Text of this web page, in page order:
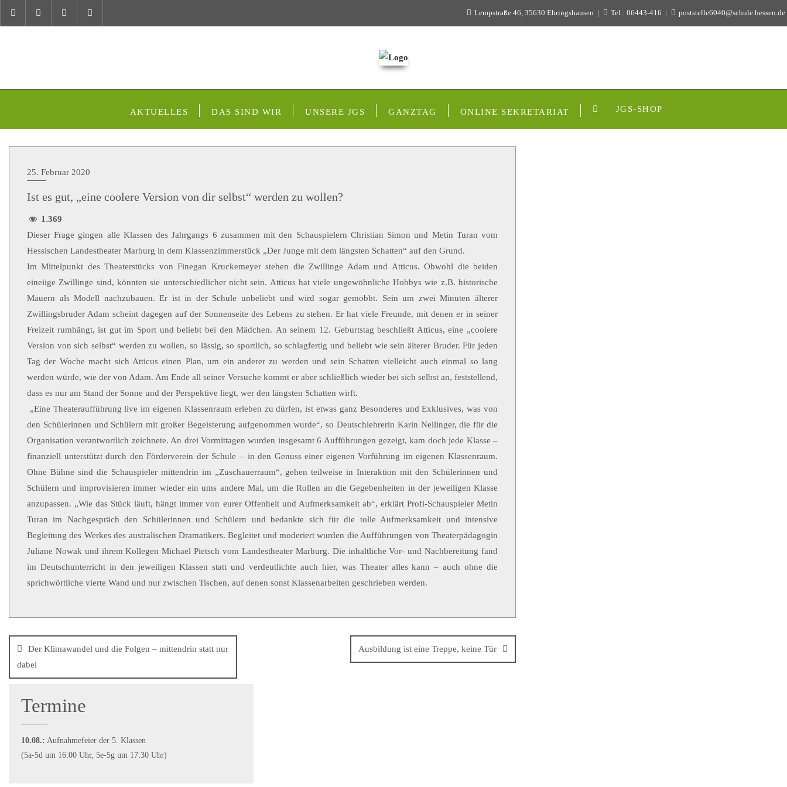
Lempstraße 46, 35630 Ehringshausen Tel.: 06443-416 poststelle6040@schule.hessen.de
AKTUELLES DAS SIND WIR UNSERE JGS GANZTAG ONLINE SEKRETARIAT JGS-SHOP
25. Februar 2020
Ist es gut, „eine coolere Version von dir selbst“ werden zu wollen?
1.369
Dieser Frage gingen alle Klassen des Jahrgangs 6 zusammen mit den Schauspielern Christian Simon und Metin Turan vom
Hessischen Landestheater Marburg in dem Klassenzimmerstück „Der Junge mit dem längsten Schatten“ auf den Grund.
Im Mittelpunkt des Theaterstücks von Finegan Kruckemeyer stehen die Zwillinge Adam und Atticus. Obwohl die beiden
eineiige Zwillinge sind, könnten sie unterschiedlicher nicht sein. Atticus hat viele ungewöhnliche Hobbys wie z.B. historische
Mauern als Modell nachzubauen. Er ist in der Schule unbeliebt und wird sogar gemobbt. Sein um zwei Minuten älterer
Zwillingsbruder Adam scheint dagegen auf der Sonnenseite des Lebens zu stehen. Er hat viele Freunde, mit denen er in seiner
Freizeit rumhängt, ist gut im Sport und beliebt bei den Mädchen. An seinem 12. Geburtstag beschließt Atticus, eine „coolere
Version von sich selbst“ werden zu wollen, so lässig, so sportlich, so schlagfertig und beliebt wie sein älterer Bruder. Für jeden
Tag der Woche macht sich Atticus einen Plan, um ein anderer zu werden und sein Schatten vielleicht auch einmal so lang
werden würde, wie der von Adam. Am Ende all seiner Versuche kommt er aber schließlich wieder bei sich selbst an, feststellend,
dass es nur am Stand der Sonne und der Perspektive liegt, wer den längsten Schatten wirft.
„Eine Theateraufführung live im eigenen Klassenraum erleben zu dürfen, ist etwas ganz Besonderes und Exklusives, was von
den Schülerinnen und Schülern mit großer Begeisterung aufgenommen wurde“, so Deutschlehrerin Karin Nellinger, die für die
Organisation verantwortlich zeichnete. An drei Vormittagen wurden insgesamt 6 Aufführungen gezeigt, kam doch jede Klasse –
finanziell unterstützt durch den Förderverein der Schule – in den Genuss einer eigenen Vorführung im eigenen Klassenraum.
Ohne Bühne sind die Schauspieler mittendrin im „Zuschauerraum“, gehen teilweise in Interaktion mit den Schülerinnen und
Schülern und improvisieren immer wieder ein ums andere Mal, um die Rollen an die Gegebenheiten in der jeweiligen Klasse
anzupassen. „Wie das Stück läuft, hängt immer von eurer Offenheit und Aufmerksamkeit ab“, erklärt Profi-Schauspieler Metin
Turan im Nachgespräch den Schülerinnen und Schülern und bedankte sich für die tolle Aufmerksamkeit und intensive
Begleitung des Werkes des australischen Dramatikers. Begleitet und moderiert wurden die Aufführungen von Theaterpädagogin
Juliane Nowak und ihrem Kollegen Michael Pietsch vom Landestheater Marburg. Die inhaltliche Vor- und Nachbereitung fand
im Deutschunterricht in den jeweiligen Klassen statt und verdeutlichte auch hier, was Theater alles kann – auch ohne die
sprichwörtliche vierte Wand und nur zwischen Tischen, auf denen sonst Klassenarbeiten geschrieben werden.
Der Klimawandel und die Folgen – mittendrin statt nur
dabei
Ausbildung ist eine Treppe, keine Tür
Termine
10.08.: Aufnahmefeier der 5. Klassen
(5a-5d um 16:00 Uhr, 5e-5g um 17:30 Uhr)